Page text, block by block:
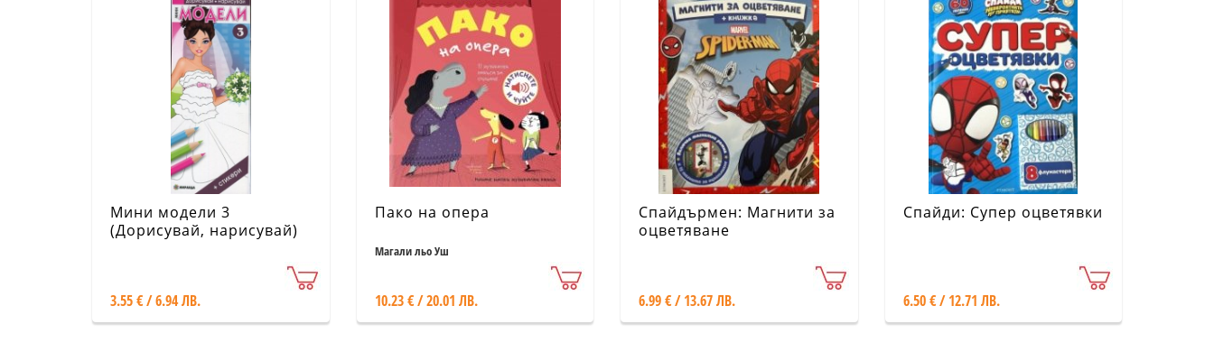
Мини модели 3
(Дорисувай, нарисувай)
3.55 € / 6.94 ЛВ.
Пако на опера
Магали льо Уш
10.23 € / 20.01 ЛВ.
Спайдърмен: Магнити за
оцветяване
6.99 € / 13.67 ЛВ.
Спайди: Супер оцветявки
6.50 € / 12.71 ЛВ.